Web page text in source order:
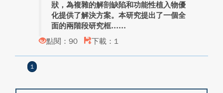
狀，為複雜的解剖缺陷和功能性植入物優
化提供了解決方案。本研究提出了一個全
面的兩階段研究框...
點閱：90
下載：1
1